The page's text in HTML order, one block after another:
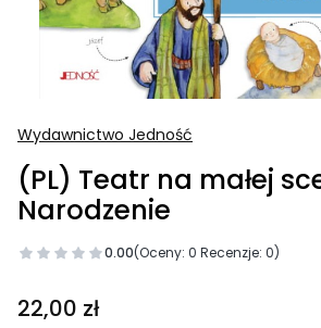
Wydawnictwo Jedność
(PL) Teatr na małej
Narodzenie
0.00(Oceny: 0 Recenzje: 0)
Cena
22,00 zł